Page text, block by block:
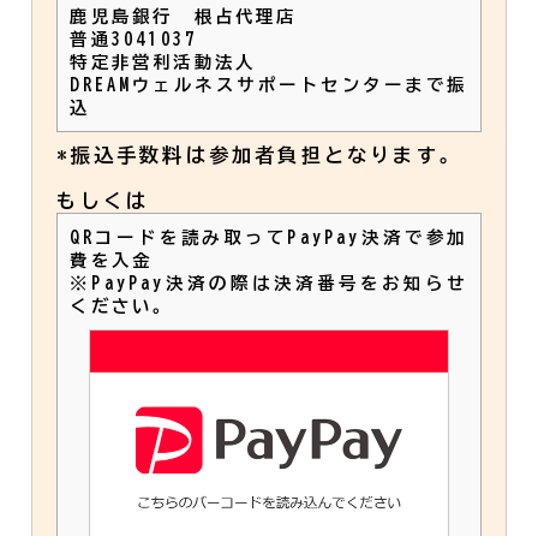
鹿児島銀行 根占代理店
普通3041037
特定非営利活動法人
DREAMウェルネスサポートセンターまで振
込
*振込手数料は参加者負担となります。
もしくは
QRコードを読み取ってPayPay決済で参加
費を入金
※PayPay決済の際は決済番号をお知らせ
ください。